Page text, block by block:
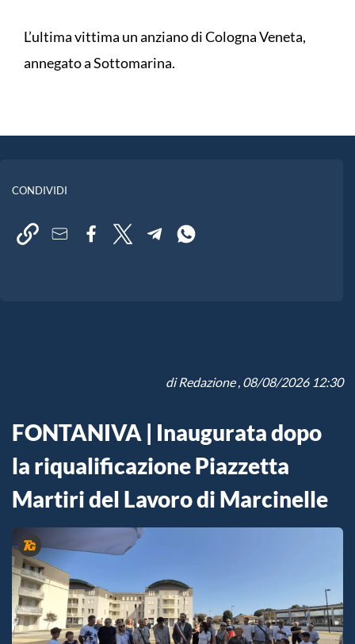
L’ultima vittima un anziano di Cologna Veneta,
annegato a Sottomarina.
CONDIVIDI
diRedazione, 08/08/2026 12:30
FONTANIVA | Inaugurata dopo
la riqualificazione Piazzetta
Martiri del Lavoro di Marcinelle